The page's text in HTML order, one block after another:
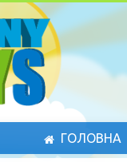
ГОЛОВНА